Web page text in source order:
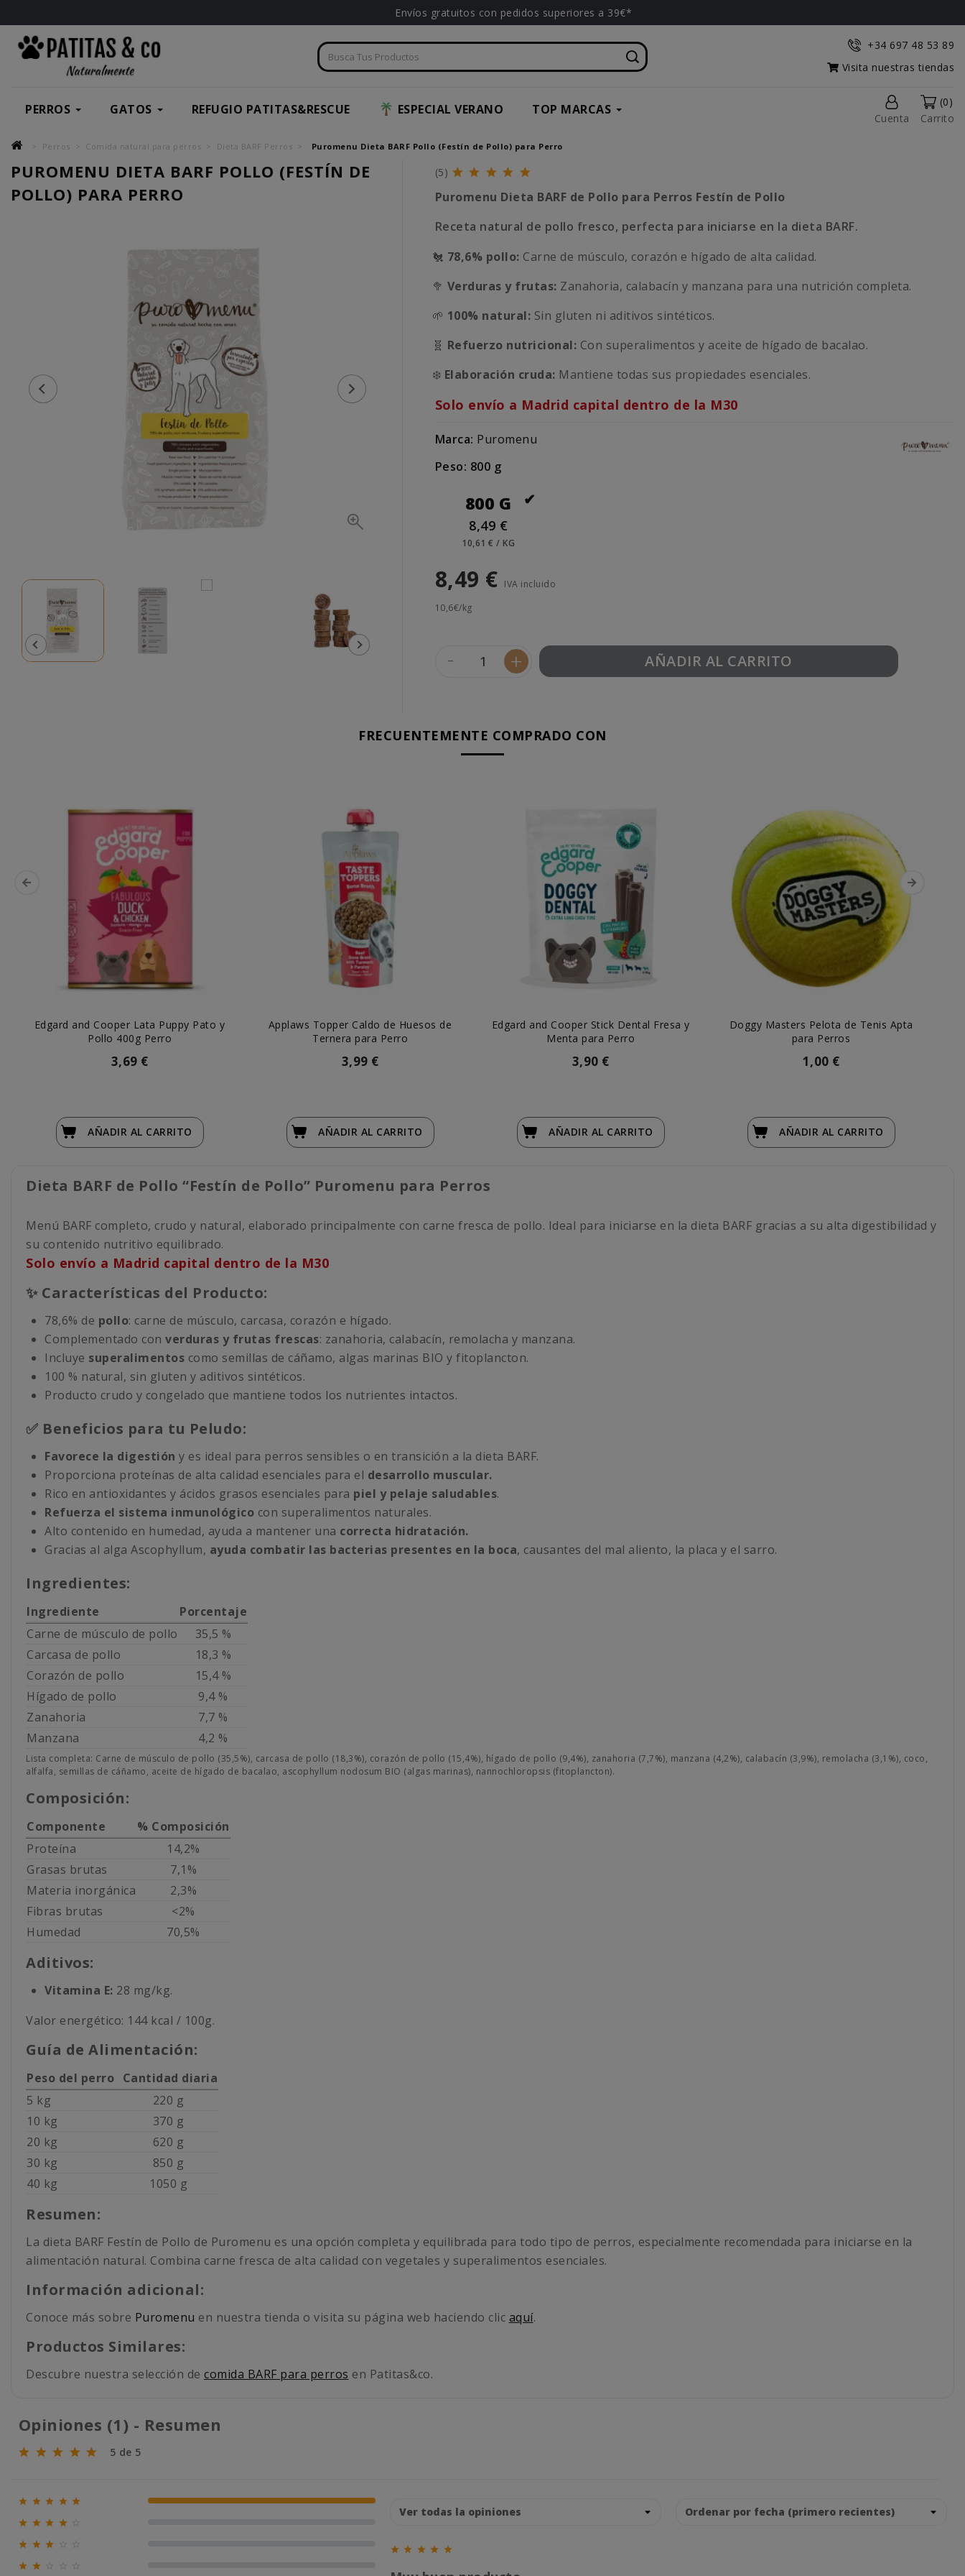
Envíos gratuitos con pedidos superiores a 39€*
+34 697 48 53 89
Visita nuestras tiendas
PERROS GATOS REFUGIO PATITAS&RESCUE ESPECIAL VERANO TOP MARCAS
Cuenta
(0)
Carrito
Perros Comida natural para perros Dieta BARF Perros Puromenu Dieta BARF Pollo (Festín de Pollo) para Perro
PUROMENU DIETA BARF POLLO (FESTÍN DE
POLLO) PARA PERRO
(5)
Puromenu Dieta BARF de Pollo para Perros Festín de Pollo
Receta natural de pollo fresco, perfecta para iniciarse en la dieta BARF.
🐔 78,6% pollo: Carne de músculo, corazón e hígado de alta calidad.
🥦 Verduras y frutas: Zanahoria, calabacín y manzana para una nutrición completa.
🌱 100% natural: Sin gluten ni aditivos sintéticos.
🧬 Refuerzo nutricional: Con superalimentos y aceite de hígado de bacalao.
❄️ Elaboración cruda: Mantiene todas sus propiedades esenciales.
Solo envío a Madrid capital dentro de la M30
Marca: Puromenu
Peso: 800 g
800 G
8,49 €
10,61 € / KG
8,49 € IVA incluido
10,6€/kg
- + AÑADIR AL CARRITO
FRECUENTEMENTE COMPRADO CON
Edgard and Cooper Lata Puppy Pato y
Pollo 400g Perro
3,69 €
AÑADIR AL CARRITO
Applaws Topper Caldo de Huesos de
Ternera para Perro
3,99 €
AÑADIR AL CARRITO
Edgard and Cooper Stick Dental Fresa y
Menta para Perro
3,90 €
AÑADIR AL CARRITO
Doggy Masters Pelota de Tenis Apta
para Perros
1,00 €
AÑADIR AL CARRITO
Dieta BARF de Pollo “Festín de Pollo” Puromenu para Perros
Menú BARF completo, crudo y natural, elaborado principalmente con carne fresca de pollo. Ideal para iniciarse en la dieta BARF gracias a su alta digestibilidad y
su contenido nutritivo equilibrado.
Solo envío a Madrid capital dentro de la M30
✨ Características del Producto:
78,6% de pollo: carne de músculo, carcasa, corazón e hígado.
Complementado con verduras y frutas frescas: zanahoria, calabacín, remolacha y manzana.
Incluye superalimentos como semillas de cáñamo, algas marinas BIO y fitoplancton.
100 % natural, sin gluten y aditivos sintéticos.
Producto crudo y congelado que mantiene todos los nutrientes intactos.
✅ Beneficios para tu Peludo:
Favorece la digestión y es ideal para perros sensibles o en transición a la dieta BARF.
Proporciona proteínas de alta calidad esenciales para el desarrollo muscular.
Rico en antioxidantes y ácidos grasos esenciales para piel y pelaje saludables.
Refuerza el sistema inmunológico con superalimentos naturales.
Alto contenido en humedad, ayuda a mantener una correcta hidratación.
Gracias al alga Ascophyllum, ayuda combatir las bacterias presentes en la boca, causantes del mal aliento, la placa y el sarro.
Ingredientes:
Ingrediente
Porcentaje
Carne de músculo de pollo
35,5 %
Carcasa de pollo
18,3 %
Corazón de pollo
15,4 %
Hígado de pollo
9,4 %
Zanahoria
7,7 %
Manzana
4,2 %
Lista completa: Carne de músculo de pollo (35,5%), carcasa de pollo (18,3%), corazón de pollo (15,4%), hígado de pollo (9,4%), zanahoria (7,7%), manzana (4,2%), calabacín (3,9%), remolacha (3,1%), coco,
alfalfa, semillas de cáñamo, aceite de hígado de bacalao, ascophyllum nodosum BIO (algas marinas), nannochloropsis (fitoplancton).
Composición:
Componente
% Composición
Proteína
14,2%
Grasas brutas
7,1%
Materia inorgánica
2,3%
Fibras brutas
<2%
Humedad
70,5%
Aditivos:
Vitamina E: 28 mg/kg.
Valor energético: 144 kcal / 100g.
Guía de Alimentación:
Peso del perro Cantidad diaria
5 kg
220 g
10 kg
370 g
20 kg
620 g
30 kg
850 g
40 kg
1050 g
Resumen:
La dieta BARF Festín de Pollo de Puromenu es una opción completa y equilibrada para todo tipo de perros, especialmente recomendada para iniciarse en la
alimentación natural. Combina carne fresca de alta calidad con vegetales y superalimentos esenciales.
Información adicional:
Conoce más sobre Puromenu en nuestra tienda o visita su página web haciendo clic aquí.
Productos Similares:
Descubre nuestra selección de comida BARF para perros en Patitas&co.
Opiniones (1) - Resumen
5 de 5
     100% (1)
   
  
 
    